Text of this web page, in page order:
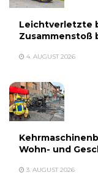
Leichtverletzte
Zusammenstoß
4. AUGUST 2026
Wohn- und
3. AUGUST 2026